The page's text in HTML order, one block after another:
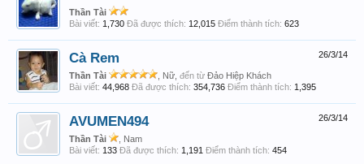
Thần Tài
Bài viết: 1,730 Đã được thích: 12,015 Điểm thành tích: 623
26/3/14
Cà Rem
Thần Tài , Nữ, đến từ Đảo Hiệp Khách
Bài viết: 44,968 Đã được thích: 354,736 Điểm thành tích: 1,395
26/3/14
AVUMEN494
Thần Tài
, Nam
Bài viết: 133 Đã được thích: 1,191 Điểm thành tích: 454